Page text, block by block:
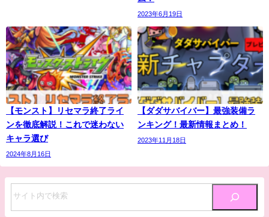
2023年6月19日
【モンスト】リセマラ終了ライ
ンを徹底解説！これで迷わない
キャラ選び
2024年8月16日
【ダダサバイバー】最強装備ラ
ンキング！最新情報まとめ！
2023年11月18日